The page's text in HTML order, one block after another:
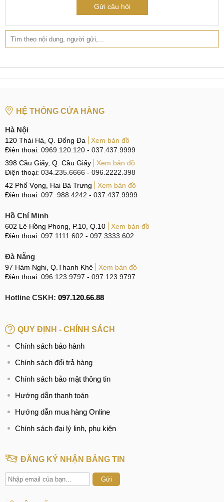
thành cạnh tranh nhất thị trường. Chắc chắn người dùng
Neo 5 (A31) chính hãng với mức giá phải chăng như
MobileCity.
phục vụ nhiệt tình. Bạn hoàn toàn được miễn phí công dán,
màn hình, giải pháp tối ưu cho mọi người dùng smartphone.
Địa chỉ mua tấm Dán cường lực Oppo Neo 5 (A31) giá rẻ
tại Hà Nội, TP.HCM
HÀ NỘI: Số120 Thái Hà, Q.Đống Đa - ĐT:
TP.HCM: Số 123 Trần Quang Khải, Q.1 - ĐT:
Gửi câu hỏi
HỆ THỐNG CỬA HÀNG
Hà Nội
120 Thái Hà, Q. Đống Đa
Xem bản đồ
Điện thoại: 0969.120.120 - 037.437.9999
398 Cầu Giấy, Q. Cầu Giấy
Xem bản đồ
Điện thoại: 034.235.6666 - 096.2222.398
42 Phố Vọng, Hai Bà Trưng
Xem bản đồ
Điện thoại: 097. 988.4242 - 037.437.9999
Hồ Chí Minh
602 Lê Hồng Phong, P.10, Q.10
Xem bản đồ
Điện thoại: 097.1111.602 - 097.3333.602
Đà Nẵng
97 Hàm Nghi, Q.Thanh Khê
Xem bản đồ
Điện thoại: 096.123.9797 - 097.123.9797
Hotline CSKH: 097.120.66.88
QUY ĐỊNH - CHÍNH SÁCH
Chính sách bảo hành
Chính sách đổi trả hàng
Chính sách bảo mật thông tin
Hướng dẫn thanh toán
Hướng dẫn mua hàng Online
Chính sách đại lý linh, phụ kiện
ĐĂNG KÝ NHẬN BẢNG TIN
Gửi